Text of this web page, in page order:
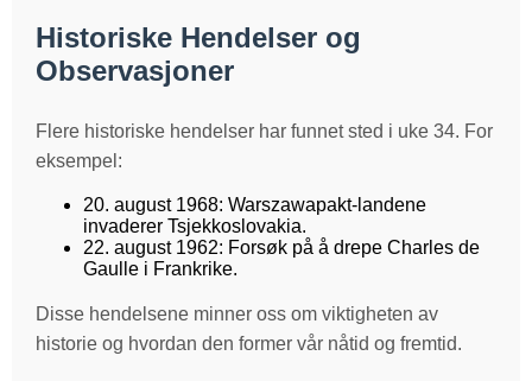
Historiske Hendelser og
Observasjoner
Flere historiske hendelser har funnet sted i uke 34. For
eksempel:
20. august 1968: Warszawapakt-landene
invaderer Tsjekkoslovakia.
22. august 1962: Forsøk på å drepe Charles de
Gaulle i Frankrike.
Disse hendelsene minner oss om viktigheten av
historie og hvordan den former vår nåtid og fremtid.